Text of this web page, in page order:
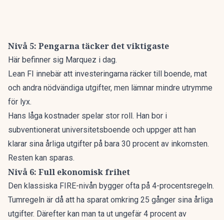
Nivå 5: Pengarna täcker det viktigaste
Här befinner sig Marquez i dag.
Lean FI innebär att investeringarna räcker till boende, mat
och andra nödvändiga utgifter, men lämnar mindre utrymme
för lyx.
Hans låga kostnader spelar stor roll. Han bor i
subventionerat universitetsboende och uppger att han
klarar sina årliga utgifter på bara 30 procent av inkomsten.
Resten kan sparas.
Nivå 6: Full ekonomisk frihet
Den klassiska FIRE-nivån bygger ofta på 4-procentsregeln.
Tumregeln är då att ha sparat omkring 25 gånger sina årliga
utgifter. Därefter kan man ta ut ungefär 4 procent av